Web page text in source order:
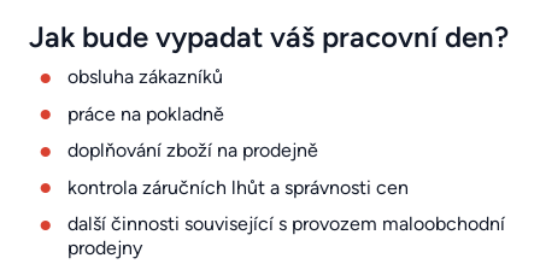
Jak bude vypadat váš pracovní den?
obsluha zákazníků
práce na pokladně
doplňování zboží na prodejně
kontrola záručních lhůt a správnosti cen
další činnosti související s provozem maloobchodní
prodejny